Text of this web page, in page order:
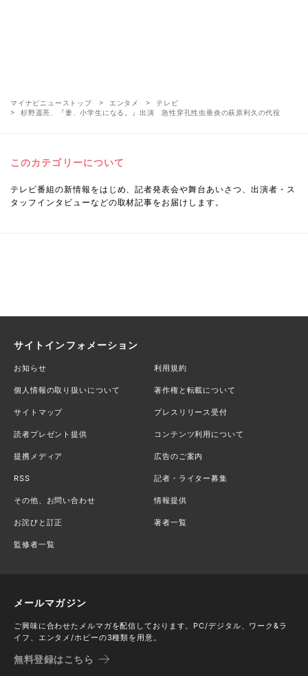
マイナビニューストップ エンタメ
テレビ
杉野遥亮、『妻、小学生になる。』出演 急性穿孔性虫垂炎の萩原利久の代役
このカテゴリーについて
テレビ番組の新情報をはじめ、記者発表会や舞台あいさつ、出演者・ス
タッフインタビューなどの取材記事をお届けします。
サイトインフォメーション
お知らせ 利用規約
個人情報の取り扱いについて 著作権と転載について
サイトマップ プレスリリース受付
読者プレゼント提供 コンテンツ利用について
提携メディア 広告のご案内
RSS 記者・ライター募集
その他、お問い合わせ 情報提供
お詫びと訂正 著者一覧
監修者一覧
メールマガジン
ご興味に合わせたメルマガを配信しております。PC/デジタル、ワーク&ラ
イフ、エンタメ/ホビーの3種類を用意。
無料登録はこちら